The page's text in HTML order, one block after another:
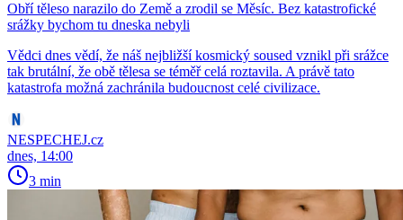
Obří těleso narazilo do Země a zrodil se Měsíc. Bez katastrofické
srážky bychom tu dneska nebyli
Vědci dnes vědí, že náš nejbližší kosmický soused vznikl při srážce
tak brutální, že obě tělesa se téměř celá roztavila. A právě tato
katastrofa možná zachránila budoucnost celé civilizace.
NESPECHEJ.cz
dnes, 14:00
3 min